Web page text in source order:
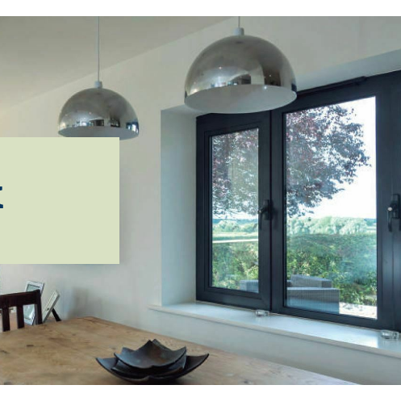
Practicables
Deslizantes
Complementos
Instalación y
Garantía
Sostenibilidad
Proyectos
PrefWeb
Contacto